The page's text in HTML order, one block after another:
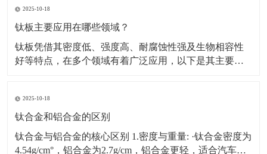
2025-10-18
钛板主要应用在哪些领域？
钛板凭借其密度低、强度高、耐腐蚀性强及生物相容性
好等特点，在多个领域有着广泛应用，以下是其主要应
机匣）、火箭壳体、航天设备结构件等。原因：轻量化
需求突出，可降低飞行器重量，提升燃油效率或载荷能
力。能耐受高
2025-10-18
钛合金和铝合金的区别
钛合金与铝合金的核心区别 1.密度与重量: ·钛合金密度为
4.54g/cm°，铝合金为2.7g/cm，铝合金更轻，适合汽车、